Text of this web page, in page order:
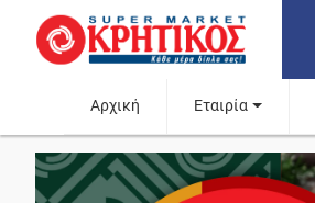
Αρχική Εταιρία